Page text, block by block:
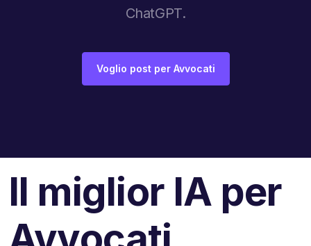
ChatGPT.
Voglio post per Avvocati
Il miglior IA per